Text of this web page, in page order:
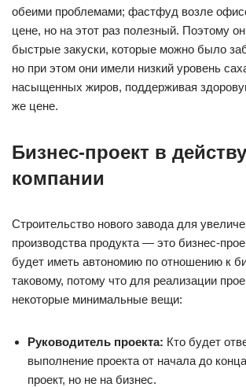
обеими проблемами; фастфуд возле
цене, но на этот раз полезный. Поэтому
быстрые закуски, которые можно было
но при этом они имели низкий уровень
насыщенных жиров, поддерживая
же цене.
Бизнес-проект в
компании
Строительство нового завода для
производства продукта — это бизнес-
будет иметь автономию по отношению к
таковому, потому что для реализации
некоторые минимальные вещи:
Руководитель проекта: Кто будет
выполнение проекта от начала до
проект, но не на бизнес.